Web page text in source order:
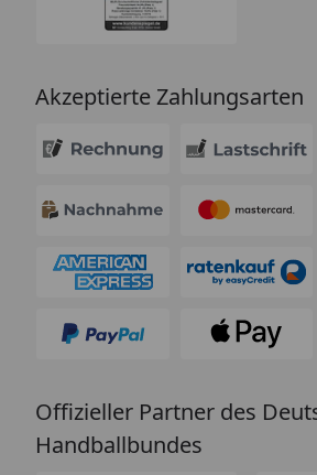
Akzeptierte Zahlungsarten
Offizieller Partner des
Handballbundes